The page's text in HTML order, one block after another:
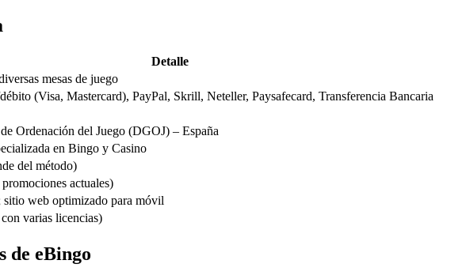
Detalle
mesas de juego
(Visa, Mastercard), PayPal, Skrill, Neteller, Paysafecard, Transferencia Bancaria
Ordenación del Juego (DGOJ) – España
en Bingo y Casino
del método)
actuales)
web optimizado para móvil
varias licencias)
de eBingo